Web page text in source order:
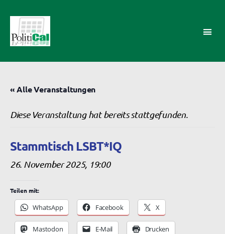
AK
« Alle Veranstaltungen
Diese Veranstaltung hat bereits stattgefunden.
Stammtisch LSBT*IQ
26. November 2025, 19:00
Teilen mit:
WhatsApp Facebook X
Mastodon E-Mail Drucken